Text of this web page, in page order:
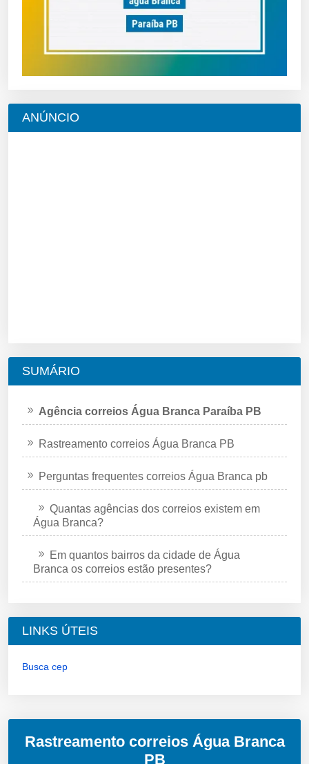
ANÚNCIO
SUMÁRIO
Agência correios Água Branca Paraíba PB
Rastreamento correios Água Branca PB
Perguntas frequentes correios Água Branca pb
Quantas agências dos correios existem em
Água Branca?
Em quantos bairros da cidade de Água
Branca os correios estão presentes?
LINKS ÚTEIS
Busca cep
Rastreamento correios Água Branca
PB